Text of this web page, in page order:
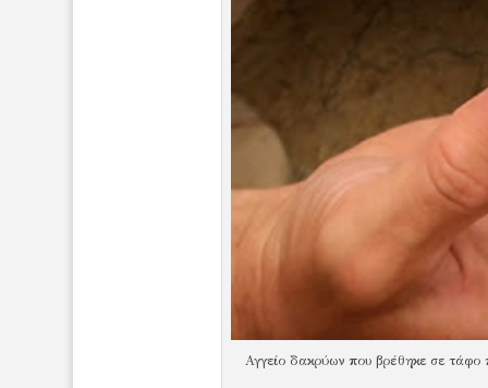
Αγγείο δακρύων που βρέθηκε σε τάφο